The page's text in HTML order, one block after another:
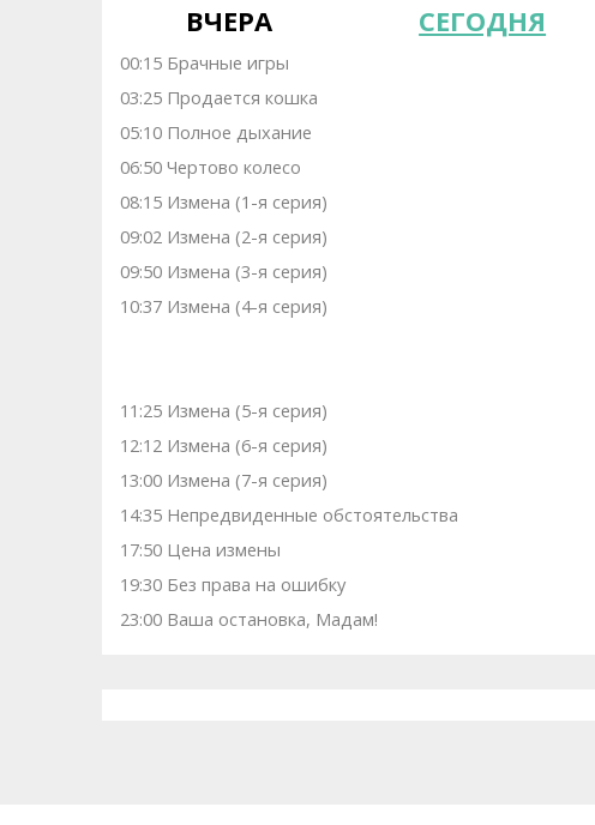
ВЧЕРА СЕГОДНЯ
00:15 Брачные игры
03:25 Продается кошка
05:10 Полное дыхание
06:50 Чертово колесо
08:15 Измена (1-я серия)
09:02 Измена (2-я серия)
09:50 Измена (3-я серия)
10:37 Измена (4-я серия)
11:25 Измена (5-я серия)
12:12 Измена (6-я серия)
13:00 Измена (7-я серия)
14:35 Непредвиденные обстоятельства
17:50 Цена измены
19:30 Без права на ошибку
23:00 Ваша остановка, Мадам!